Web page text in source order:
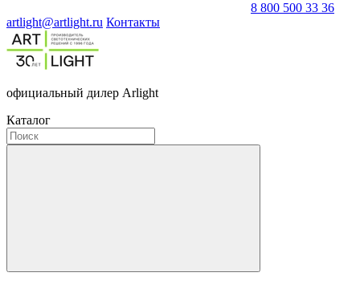
8 800 500 33 36
artlight@artlight.ru Контакты
официальный дилер Arlight
Каталог